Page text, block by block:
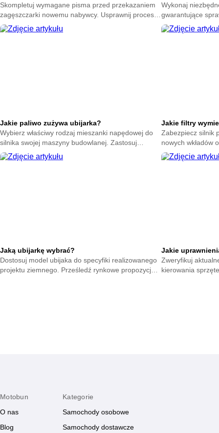
Skompletuj wymagane pisma przed przekazaniem
zagęszczarki nowemu nabywcy. Usprawnij proces
transakcji i miej pewność poprawnego
sfinalizowania umowy.
Wykonaj
gwarantujące
Poznaj etapy
przestojów na
Jakie paliwo zużywa ubijarka?
Wybierz właściwy rodzaj mieszanki napędowej do
silnika swojej maszyny budowlanej. Zastosuj
optymalną ciecz i zapobiegaj awariom układu
wtryskowego.
Jakie filtry
Zabezpiecz silnik
nowych wkładów
bariery wymagają
maszyny.
Jaką ubijarkę wybrać?
Dostosuj model ubijaka do specyfiki realizowanego
projektu ziemnego. Prześledź rynkowe propozycje i
Jakie
Zweryfikuj
kierowania
Motobun
O nas
Blog
Kategorie
Samochody osobowe
Samochody dostawcze